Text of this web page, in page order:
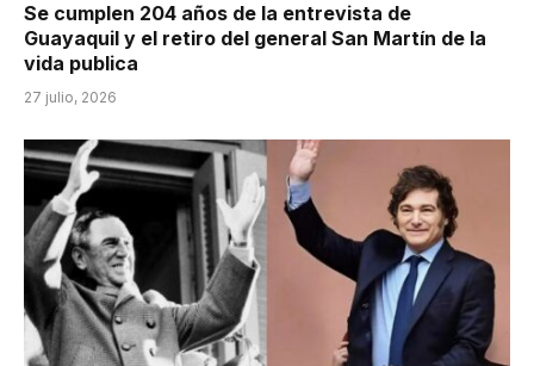
Se cumplen 204 años de la entrevista de
Guayaquil y el retiro del general San Martín de la
vida publica
27 julio, 2026